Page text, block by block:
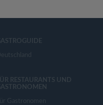
RESTAURANTS UND
Gastronomen